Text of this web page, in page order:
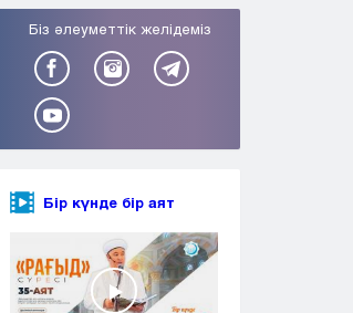
Біз әлеуметтік желідеміз
Бір күнде бір аят